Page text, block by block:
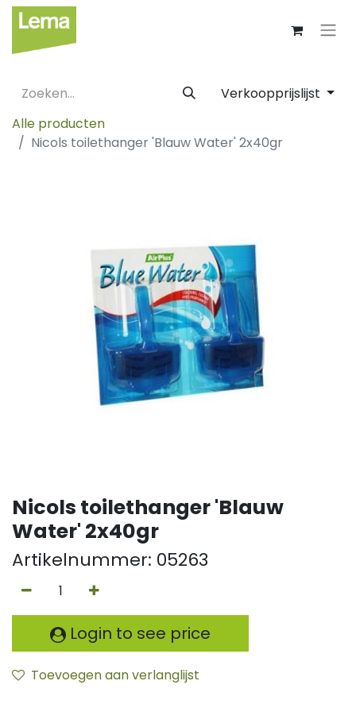
Verkoopprijslijst
Alle producten
Nicols toilethanger 'Blauw Water' 2x40gr
Nicols toilethanger 'Blauw
Water' 2x40gr
Artikelnummer: 05263
Login to see price
Toevoegen aan verlanglijst